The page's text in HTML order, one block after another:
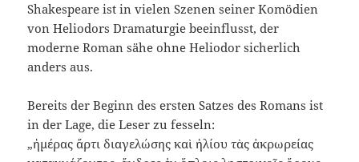
Shakespeare ist in vielen Szenen seiner Komödien
von Heliodors Dramaturgie beeinflusst, der
moderne Roman sähe ohne Heliodor sicherlich
anders aus.
Bereits der Beginn des ersten Satzes des Romans ist
in der Lage, die Leser zu fesseln:
„ἡμέρας ἄρτι διαγελώσης καὶ ἡλίου τὰς ἀκρωρείας